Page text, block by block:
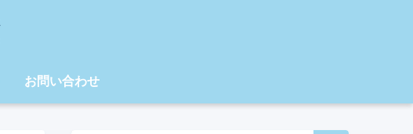
お問い合わせ